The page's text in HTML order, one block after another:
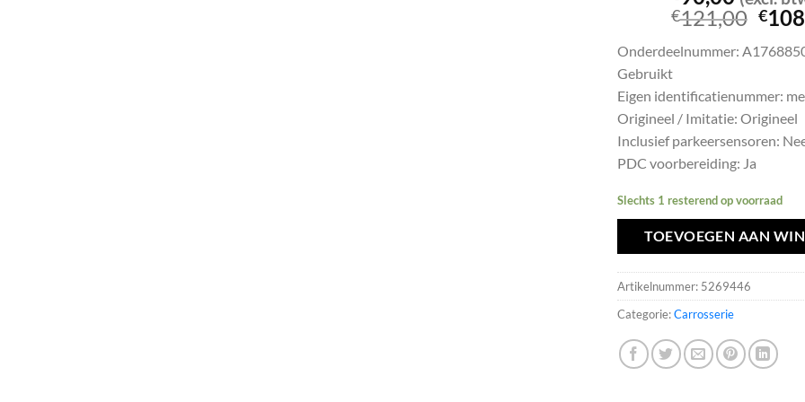
€121,00
was:
€
Onderdeelnummer:
Gebruikt
Eigen identificatienummer:
Origineel / Imitatie: Origineel
Inclusief parkeersensoren:
PDC voorbereiding: Ja
Slechts 1 resterend op voorraad
TOEVOEGEN AAN
Artikelnummer: 5269446
Categorie:Carrosserie